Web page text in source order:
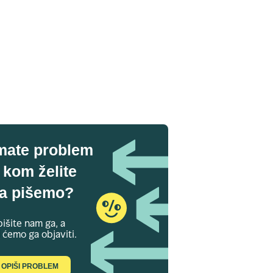
problem
kom želite
pišemo?
nam ga, a
ćemo ga objaviti.
OPIŠI PROBLEM